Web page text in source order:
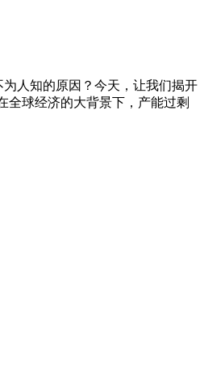
人知的原因？今天，让我们揭开
全球经济的大背景下，产能过剩